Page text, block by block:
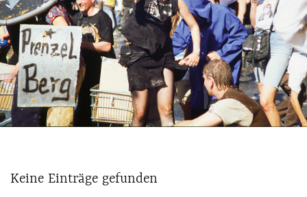
Keine Einträge gefunden